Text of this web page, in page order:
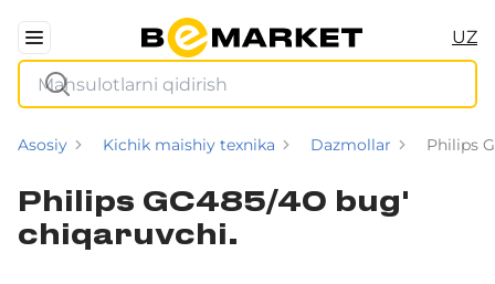
UZ
Asosiy Kichik maishiy texnika Dazmollar Philips
Philips GC485/40 bug'
chiqaruvchi.